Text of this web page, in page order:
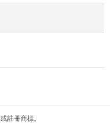
註冊商標。